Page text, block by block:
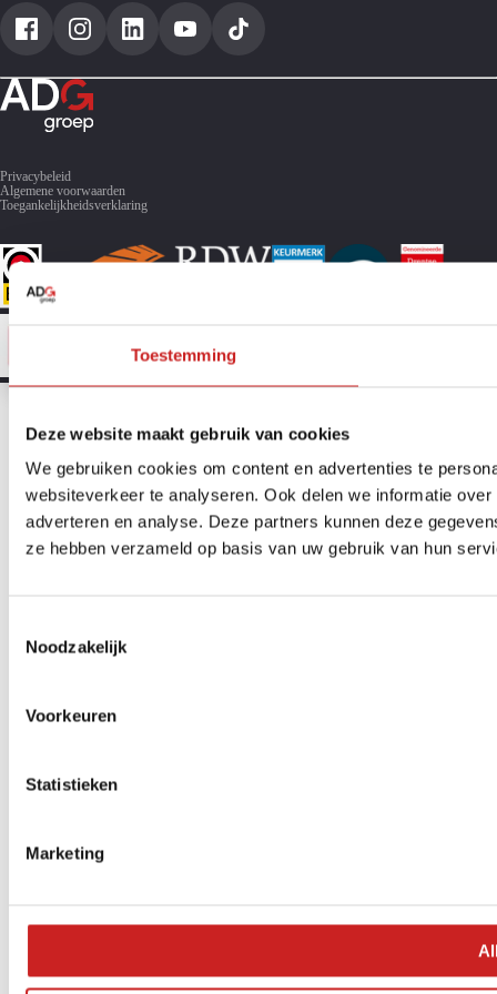
Toestemming
Deze website maakt gebruik van cookies
We gebruiken cookies om content en advertenties te
websiteverkeer te analyseren. Ook delen we informatie
adverteren en analyse. Deze partners kunnen deze
ze hebben verzameld op basis van uw gebruik van hun
Noodzakelijk
Voorkeuren
Statistieken
Marketing
Toyota RAV4
Privacybeleid
Algemene voorwaarden
Toegankelijkheidsverklaring